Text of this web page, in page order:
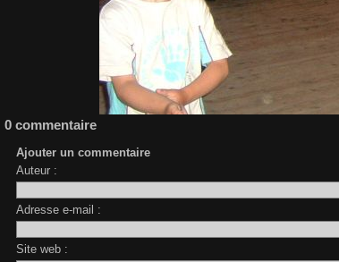
0 commentaire
Ajouter un commentaire
Auteur :
Adresse e-mail :
Site web :